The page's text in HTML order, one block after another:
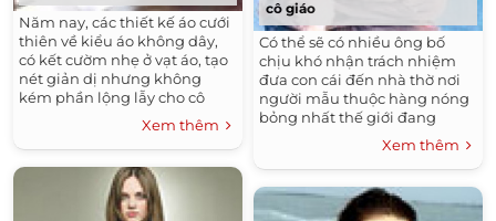
Năm nay, các thiết kế áo cưới
thiên về kiểu áo không dây,
có kết cườm nhẹ ở vạt áo, tạo
nét giản dị nhưng không
kém phần lộng lẫy cho cô
dâu. Bạn hãy tham khảo bộ
sưu tập áo cưới dưới đây để
chọn cho mình một bộ như ý.
Xem thêm
cô giáo
Có thể sẽ có nhiều ông bố
chịu khó nhận trách nhiệm
đưa con cái đến nhà thờ nơi
người mẫu thuộc hàng nóng
bỏng nhất thế giới đang
giảng dạy. Cựu ngôi sao
Playboy cho biết, niềm tin của
cô vào Chúa đã giúp cô vượt
qua rất nhiều khó khăn trong
đời.
Xem thêm